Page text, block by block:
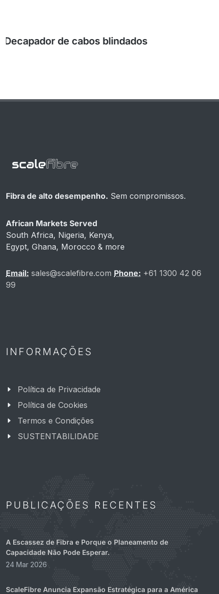
Cabos de queda para instalações internas
Fibra de alto desempenho. Sem compromissos.
African Markets Served
South Africa, Nigeria, Kenya,
Egypt, Ghana, Morocco & more
Email: sales@scalefibre.com Phone: +61 1300 42 06
99
INFORMAÇÕES
Política de Privacidade
Política de Cookies
Termos e Condições
SUSTENTABILIDADE
PUBLICAÇÕES RECENTES
A Escassez de Fibra e Porque o Planeamento de
Capacidade Não Pode Esperar.
24 Mar 2026
ScaleFibre Anuncia Expansão Estratégica para a América